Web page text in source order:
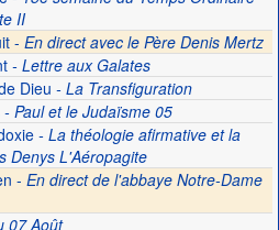
II
- En direct avec le Père Denis Mertz
- Lettre aux Galates
Dieu - La Transfiguration
- Paul et le Judaïsme 05
- La théologie afirmative et la
Denys L'Aéropagite
- En direct de l'abbaye Notre-Dame
07 Août